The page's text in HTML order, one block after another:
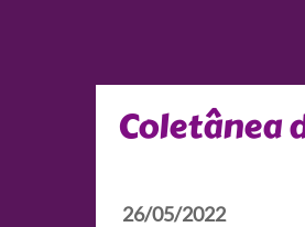
Coletânea
26/05/2022